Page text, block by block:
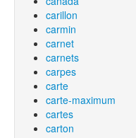
carillon
carmin
carnet
carnets
carpes
carte
carte-maximum
cartes
carton